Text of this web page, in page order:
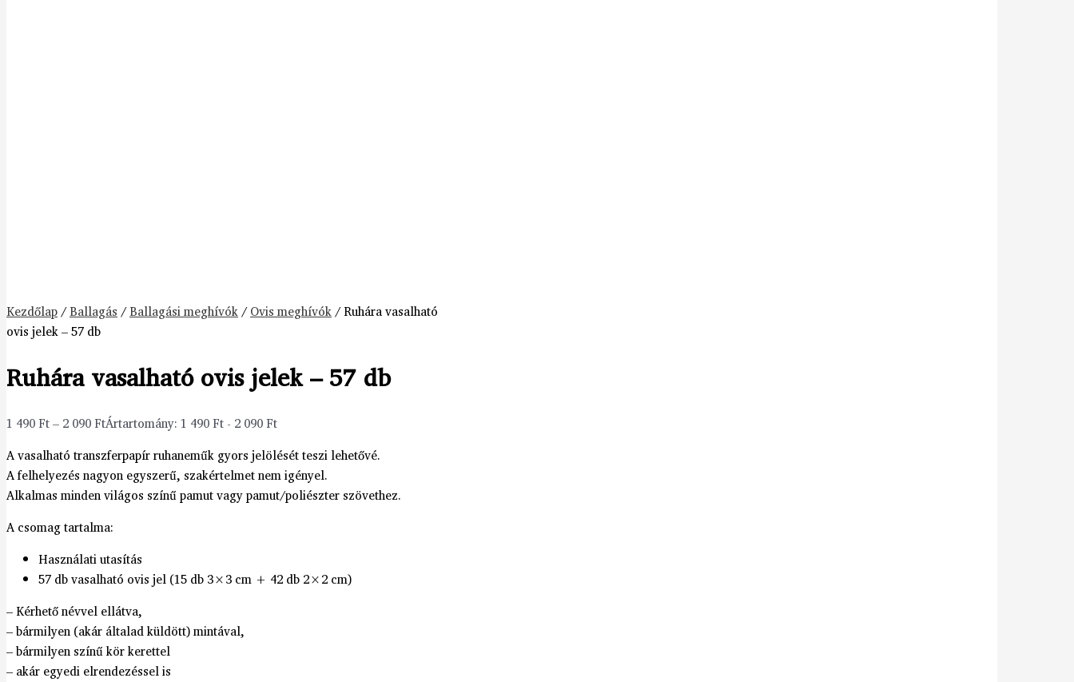
Kezdőlap/Ballagás/Ballagási meghívók/Ovis meghívók/ Ruhára vasalható
ovis jelek – 57 db
Ruhára vasalható ovis jelek – 57 db
1 490Ft– 2 090FtÁrtartomány: 1 490 Ft - 2 090 Ft
A vasalható transzferpapír ruhaneműk gyors jelölését teszi lehetővé.
A felhelyezés nagyon egyszerű, szakértelmet nem igényel.
Alkalmas minden világos színű pamut vagy pamut/poliészter szövethez.
A csomag tartalma:
Használati utasítás
57 db vasalható ovis jel (15 db 3×3 cm + 42 db 2×2 cm)
– Kérhető névvel ellátva,
– bármilyen (akár általad küldött) mintával,
– bármilyen színű kör kerettel
– akár egyedi elrendezéssel is